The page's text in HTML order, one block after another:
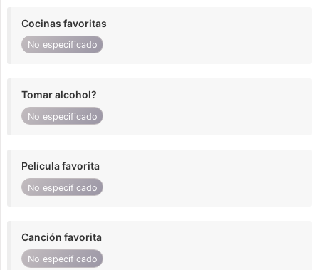
Cocinas favoritas
No especificado
Tomar alcohol?
No especificado
Película favorita
No especificado
Canción favorita
No especificado